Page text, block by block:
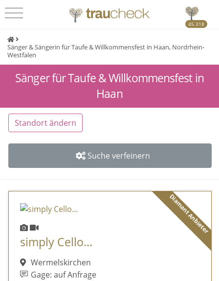
45.318
Sänger & Sängerin für Taufe & Willkommensfest in Haan, Nordrhein-
Westfalen
Sänger für Taufe & Willkommensfest in
Haan
Standort ändern
Suche verfeinern
Diamant Anbieter
simply Cello...
Wermelskirchen
Gage: auf Anfrage